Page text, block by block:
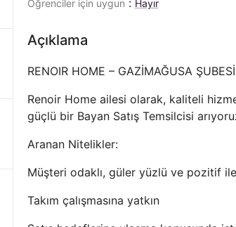
Öğrenciler için uygun : Hayır
Açıklama
RENOIR HOME – GAZİMAĞUSA
Renoir Home ailesi olarak, kaliteli
güçlü bir Bayan Satış Temsilcisi
Aranan Nitelikler:
Müşteri odaklı, güler yüzlü ve pozitif
Takım çalışmasına yatkın